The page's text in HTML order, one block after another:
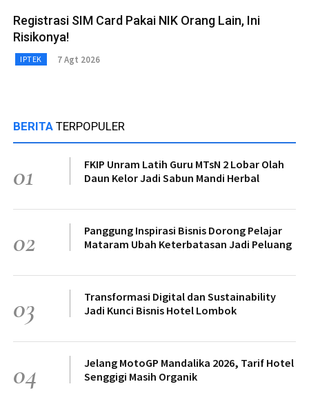
Registrasi SIM Card Pakai NIK Orang Lain, Ini
Risikonya!
IPTEK 7 Agt 2026
BERITA TERPOPULER
01
FKIP Unram Latih Guru MTsN 2 Lobar Olah
Daun Kelor Jadi Sabun Mandi Herbal
02
Panggung Inspirasi Bisnis Dorong Pelajar
Mataram Ubah Keterbatasan Jadi Peluang
03
Transformasi Digital dan Sustainability
Jadi Kunci Bisnis Hotel Lombok
04
Jelang MotoGP Mandalika 2026, Tarif Hotel
Senggigi Masih Organik